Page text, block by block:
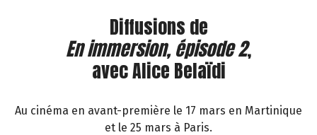
Diffusions de
En immersion, épisode 2,
avec Alice Belaïdi
Au cinéma en avant-première le 17 mars en Martinique
et le 25 mars à Paris.